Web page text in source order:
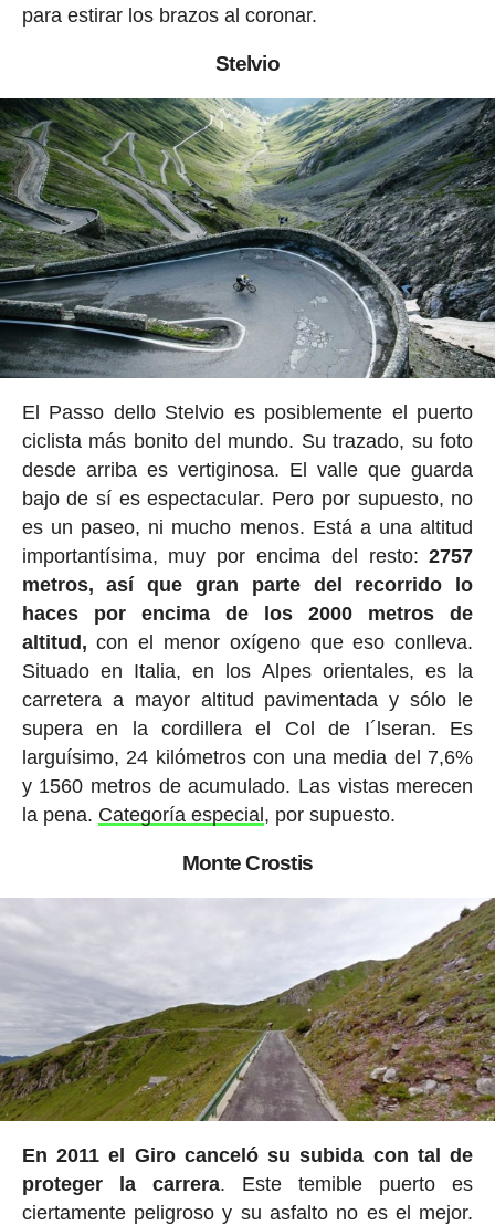
para estirar los brazos al coronar.
Stelvio
El Passo dello Stelvio es posiblemente el puerto
ciclista más bonito del mundo. Su trazado, su foto
desde arriba es vertiginosa. El valle que guarda
bajo de sí es espectacular. Pero por supuesto, no
es un paseo, ni mucho menos. Está a una altitud
importantísima, muy por encima del resto:2757
metros, así que gran parte del recorrido lo
haces por encima de los 2000 metros de
altitud, con el menor oxígeno que eso conlleva.
Situado en Italia, en los Alpes orientales, es la
carretera a mayor altitud pavimentada y sólo le
supera en la cordillera el Col de I´lseran. Es
larguísimo, 24 kilómetros con una media del 7,6%
y 1560 metros de acumulado. Las vistas merecen
la pena. Categoría especial , por supuesto.
Monte Crostis
En 2011 el Giro canceló su subida con tal de
proteger la carrera. Este temible puerto es
ciertamente peligroso y su asfalto no es el mejor.